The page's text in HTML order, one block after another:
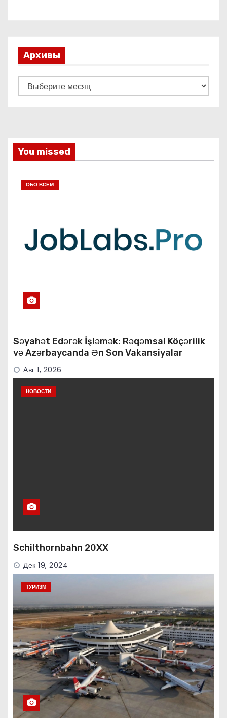
Архивы
р
ы
You missed
ОБО ВСЁМ
Səyahət Edərək İşləmək: Rəqəmsal Köçərilik
və Azərbaycanda Ən Son Vakansiyalar
Авг 1, 2026
НОВОСТИ
Schilthornbahn 20XX
Дек 19, 2024
ТУРИЗМ